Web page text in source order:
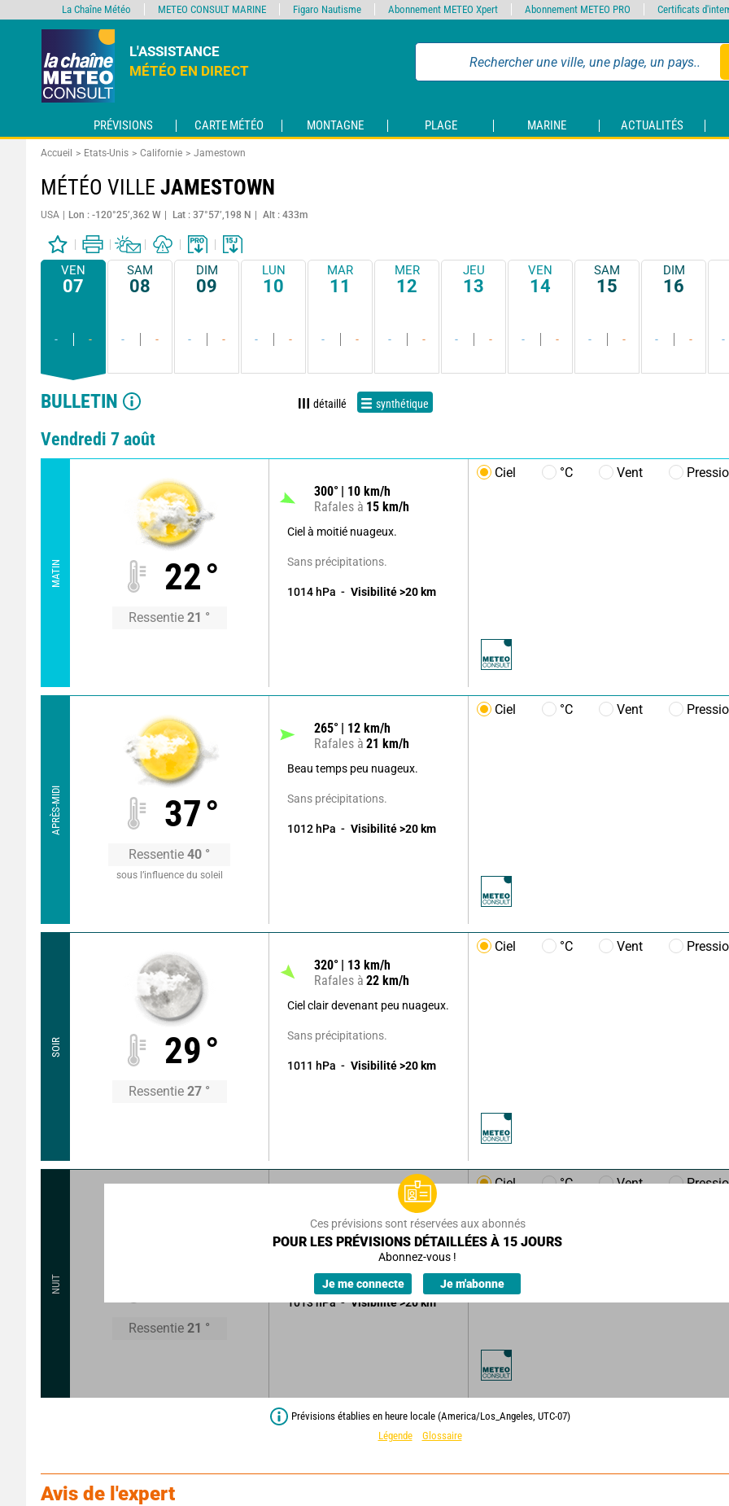
L'ASSISTANCE
MÉTÉO EN DIRECT
PRÉVISIONS CARTE MÉTÉO MONTAGNE PLAGE MARINE ACTUALITÉS
Accueil Etats-Unis Californie Jamestown
MÉTÉO VILLE JAMESTOWN
USA Lon : -120°25’,362 W Lat : 37°57’,198 N Alt : 433m
VEN
07
- -
SAM
08
- -
DIM
09
- -
LUN
10
- -
MAR
11
- -
MER
12
- -
JEU
13
- -
VEN
14
- -
SAM
15
- -
DIM
16
- - -
BULLETIN détaillé synthétique
Vendredi 7 août
MATIN 22°
Ressentie 21 °
300° 10 km/h
Rafales à 15 km/h
Ciel à moitié nuageux.
Sans précipitations.
1014 hPa Visibilité >20 km
Ciel °C Vent
APRÈS-MIDI 37°
Ressentie 40 °
sous l’influence du soleil
265° 12 km/h
Rafales à 21 km/h
Beau temps peu nuageux.
Sans précipitations.
1012 hPa Visibilité >20 km
Ciel °C Vent
SOIR 29°
Ressentie 27 °
320° 13 km/h
Rafales à 22 km/h
Ciel clair devenant peu nuageux.
Sans précipitations.
1011 hPa Visibilité >20 km
Ciel °C Vent
NUIT
Ressentie 21 °
Rafales à9 km/h
Ciel à moitié nuageux.
Sans précipitations.
1013hPa Visibilité>20km
Ciel °C Vent
Ces prévisions sont réservées aux abonnés
POUR LES PRÉVISIONS DÉTAILLÉES À 15 JOURS
Abonnez-vous !
Je me connecte Je m'abonne
Prévisions établies en heure locale (America/Los_Angeles, UTC-07)
Légende
Glossaire
Avis de l'expert
La Chaîne Météo METEO CONSULT MARINE Figaro Nautisme Abonnement METEO Xpert Abonnement METEO PRO Certificats